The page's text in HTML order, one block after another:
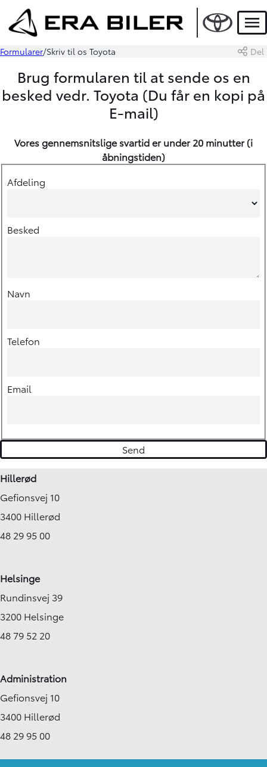
Formularer Skriv til os Toyota Del
Brug formularen til at sende os en
besked vedr. Toyota (Du får en kopi på
E-mail)
Vores gennemsnitslige svartid er under 20 minutter (i
åbningstiden)
Afdeling
Besked
Navn
Telefon
Email
Hillerød
Gefionsvej 10
3400 Hillerød
48 29 95 00
Helsinge
Rundinsvej 39
3200 Helsinge
48 79 52 20
Administration
Gefionsvej 10
3400 Hillerød
48 29 95 00